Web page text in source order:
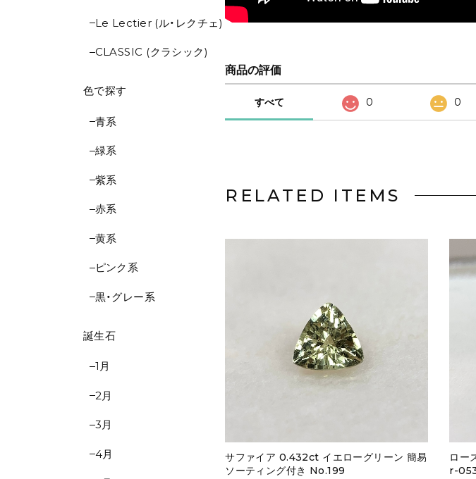
Le Lectier (ル・レクチェ)
CLASSIC (クラシック)
色で探す
青系
緑系
紫系
赤系
黄系
ピンク系
黒・グレー系
誕生石
1月
2月
3月
4月
商品の評価
すべて 0 0
RELATED ITEMS
サファイア 0.432ct イエローグリーン 簡易
ソーティング付き No.199
ロー
r-